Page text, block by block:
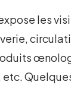
les
etc.